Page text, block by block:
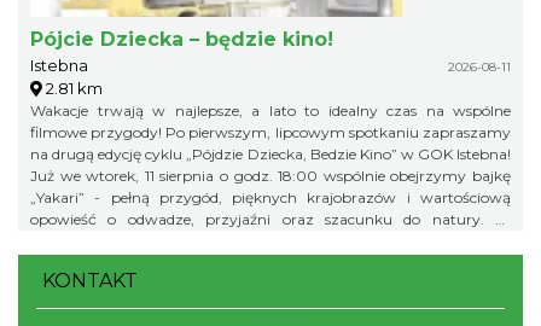
Pójcie Dziecka – będzie kino!
Istebna 2026-08-11
2.81 km
Wakacje trwają w najlepsze, a lato to idealny czas na wspólne
filmowe przygody! Po pierwszym, lipcowym spotkaniu zapraszamy
na drugą edycję cyklu „Pójdzie Dziecka, Bedzie Kino” w GOK Istebna!
Już we wtorek, 11 sierpnia o godz. 18:00 wspólnie obejrzymy bajkę
„Yakari” - pełną przygód, pięknych krajobrazów i wartościową
opowieść o odwadze, przyjaźni oraz szacunku do natury. To
Zapraszamy na bajkę i... popcorn! Na wszystkich uczestników
będzie czekał kinowy poczęstunek. Gminny Ośrodek Kultury w
KONTAKT